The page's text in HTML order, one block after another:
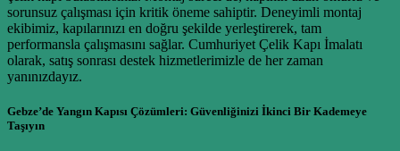
sorunsuz çalışması için kritik öneme sahiptir. Deneyimli montaj
ekibimiz, kapılarınızı en doğru şekilde yerleştirerek, tam
performansla çalışmasını sağlar. Cumhuriyet Çelik Kapı İmalatı
olarak, satış sonrası destek hizmetlerimizle de her zaman
yanınızdayız.
Gebze’de Yangın Kapısı Çözümleri: Güvenliğinizi İkinci Bir Kademeye
Taşıyın